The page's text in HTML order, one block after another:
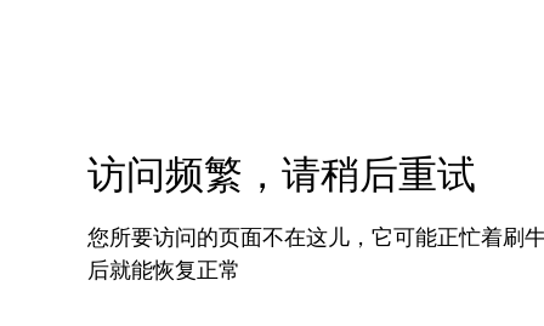
访问频繁，请稍后重试
您所要访问的页面不在这儿，它可能正忙着刷
后就能恢复正常